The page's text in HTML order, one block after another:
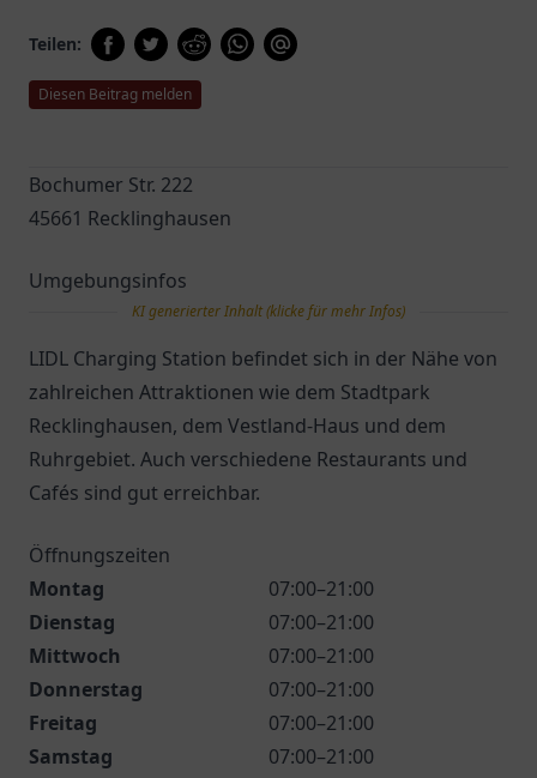
Teilen:
Diesen Beitrag melden
Bochumer Str. 222
45661 Recklinghausen
Umgebungsinfos
KI generierter Inhalt (klicke für mehr Infos)
LIDL Charging Station befindet sich in der Nähe von
zahlreichen Attraktionen wie dem Stadtpark
Recklinghausen, dem Vestland-Haus und dem
Ruhrgebiet. Auch verschiedene Restaurants und
Cafés sind gut erreichbar.
Öffnungszeiten
Montag
07:00–21:00
Dienstag
07:00–21:00
Mittwoch
07:00–21:00
Donnerstag
07:00–21:00
Freitag
07:00–21:00
Samstag
07:00–21:00